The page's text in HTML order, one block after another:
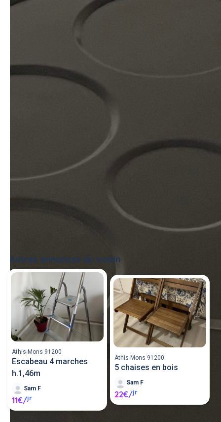
11€ la journée, 16€ les 2 jours .
intégralité au retour de l'appareil.
Remis propre, à restituer propre.
#appareil a raclette
Autres annonces du voisin
Athis-Mons 91200
Escabeau 4 marches
h.1,46m
Sam F
11€/jr
Athis-Mons 91200
5 chaises en bois
Sam F
22€/jr